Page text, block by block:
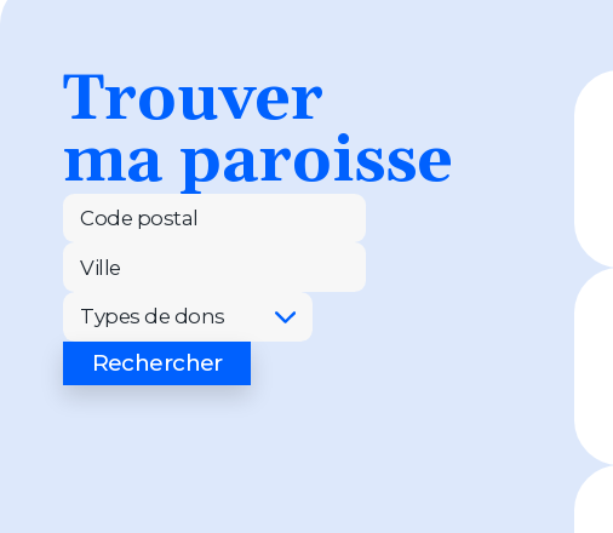
Trouver
ma paroisse
Code postal
Ville
Types de dons
Rechercher